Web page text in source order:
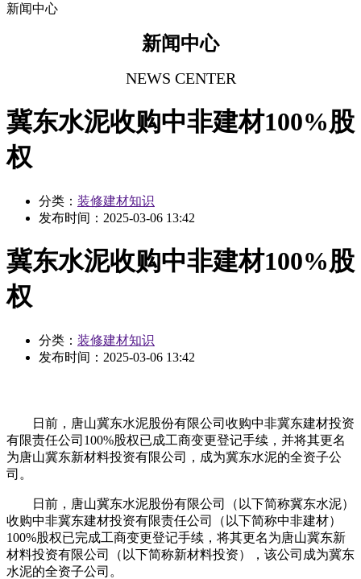
新闻中心
新闻中心
NEWS CENTER
冀东水泥收购中非建材100%股
权
分类： 装修建材知识
发布时间： 2025-03-06 13:42
冀东水泥收购中非建材100%股
权
分类： 装修建材知识
发布时间： 2025-03-06 13:42
日前，唐山冀东水泥股份有限公司收购中非冀东建材投资
有限责任公司100%股权已成工商变更登记手续，并将其更名
为唐山冀东新材料投资有限公司，成为冀东水泥的全资子公
司。
日前，唐山冀东水泥股份有限公司（以下简称冀东水泥）
收购中非冀东建材投资有限责任公司（以下简称中非建材）
100%股权已完成工商变更登记手续，将其更名为唐山冀东新
材料投资有限公司（以下简称新材料投资），该公司成为冀东
水泥的全资子公司。